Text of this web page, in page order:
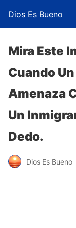
Dios Es Bueno
Mira Este
Cuando
Amenaza
Un
Dedo.
Dios Es Bueno